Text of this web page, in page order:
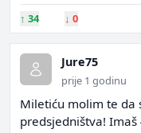
↑ 34 ↓ 0
Jure75
prije 1 godinu
Miletiću molim te da
predsjedništva!